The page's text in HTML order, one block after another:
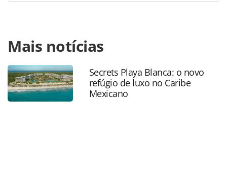
https://www.panrotas.com.br/agencias-de-
viagens/eventos/2023/11/marco-ferraz-da-clia-fara-
palestra-na-2-ordf-edicao-do-abav-meetingsp_201239.html
ou as ferramentas oferecidas na página. Todo o conteúdo
produzido pela PANROTAS Editora é protegido pela
legislação brasileira sobre direito autoral. Não reproduza o
Mais notícias
Secrets Playa Blanca: o novo
refúgio de luxo no Caribe
Mexicano